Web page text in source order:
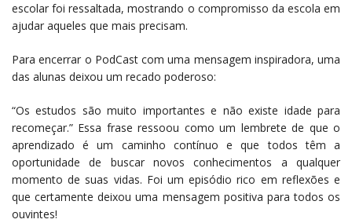
escolar foi ressaltada, mostrando o compromisso da escola em
ajudar aqueles que mais precisam.
Para encerrar o PodCast com uma mensagem inspiradora, uma
das alunas deixou um recado poderoso:
“Os estudos são muito importantes e não existe idade para
recomeçar.” Essa frase ressoou como um lembrete de que o
aprendizado é um caminho contínuo e que todos têm a
oportunidade de buscar novos conhecimentos a qualquer
momento de suas vidas. Foi um episódio rico em reflexões e
que certamente deixou uma mensagem positiva para todos os
ouvintes!